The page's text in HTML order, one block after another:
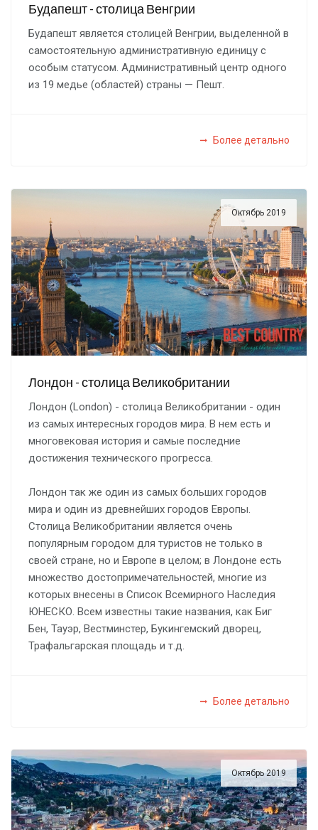
Будапешт - столица Венгрии
Будапешт является столицей Венгрии, выделенной в
самостоятельную административную единицу с
особым статусом. Административный центр одного
из 19 медье (областей) страны — Пешт.
Более детально
Октябрь 2019
Лондон - столица Великобритании
Лондон (London) - столица Великобритании - один
из самых интересных городов мира. В нем есть и
многовековая история и самые последние
достижения технического прогресса.
Лондон так же один из самых больших городов
мира и один из древнейших городов Европы.
Столица Великобритании является очень
популярным городом для туристов не только в
своей стране, но и Европе в целом; в Лондоне есть
множество достопримечательностей, многие из
которых внесены в Список Всемирного Наследия
ЮНЕСКО. Всем известны такие названия, как Биг
Бен, Тауэр, Вестминстер, Букингемский дворец,
Трафальгарская площадь и т.д.
Более детально
Октябрь 2019